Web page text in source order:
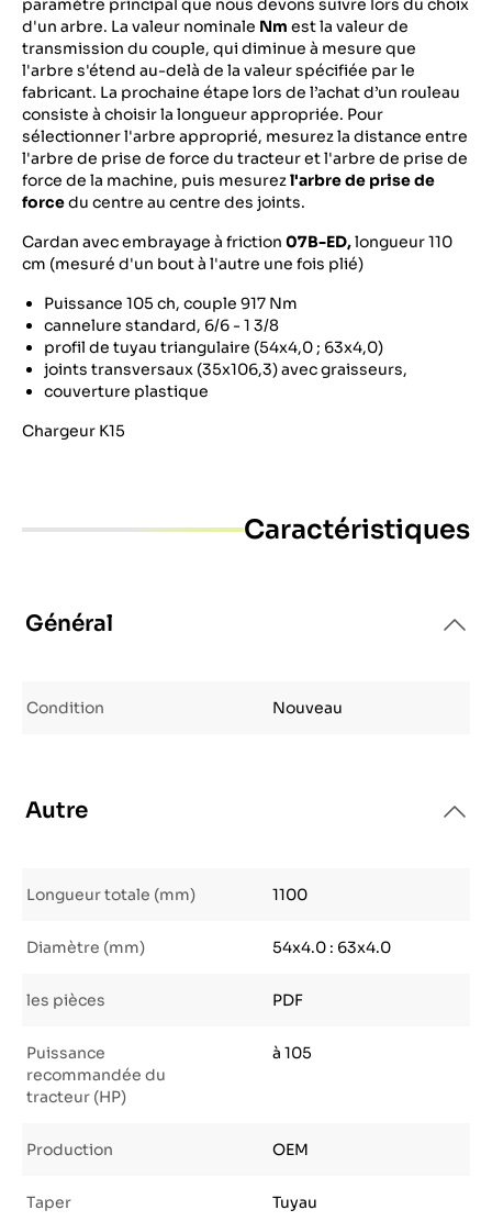
paramètre principal que nous devons suivre lors du choix
d'un arbre. La valeur nominale Nm est la valeur de
transmission du couple, qui diminue à mesure que
l'arbre s'étend au-delà de la valeur spécifiée par le
fabricant. La prochaine étape lors de l’achat d’un rouleau
consiste à choisir la longueur appropriée. Pour
sélectionner l'arbre approprié, mesurez la distance entre
l'arbre de prise de force du tracteur et l'arbre de prise de
force de la machine, puis mesurezl'arbre de prise de
forcedu centre au centre des joints.
Cardan avec embrayage à friction 07B-ED,longueur 110
cm (mesuré d'un bout à l'autre une fois plié)
Puissance 105 ch, couple 917 Nm
cannelure standard, 6/6 - 1 3/8
profil de tuyau triangulaire (54x4,0 ; 63x4,0)
joints transversaux (35x106,3) avec graisseurs,
couverture plastique
Chargeur K15
Caractéristiques
Général
Condition Nouveau
Autre
Longueur totale (mm) 1100
Diamètre (mm) 54x4.0 : 63x4.0
les pièces PDF
Puissance
recommandée du
tracteur (HP)
à 105
Production OEM
Taper Tuyau